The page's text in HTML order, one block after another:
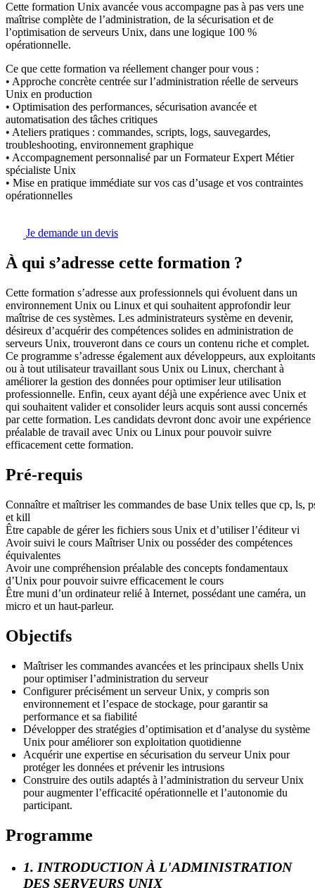
Cette formation Unix avancée vous accompagne pas à pas vers une
maîtrise complète de l’administration, de la sécurisation et de
l’optimisation de serveurs Unix, dans une logique 100 %
opérationnelle.
Ce que cette formation va réellement changer pour vous :
• Approche concrète centrée sur l’administration réelle de serveurs
Unix en production
• Optimisation des performances, sécurisation avancée et
automatisation des tâches critiques
• Ateliers pratiques : commandes, scripts, logs, sauvegardes,
troubleshooting, environnement graphique
• Accompagnement personnalisé par un Formateur Expert Métier
spécialiste Unix
• Mise en pratique immédiate sur vos cas d’usage et vos contraintes
opérationnelles
Je demande un devis
À qui s’adresse cette formation ?
Cette formation s’adresse aux professionnels qui évoluent dans un
environnement Unix ou Linux et qui souhaitent approfondir leur
maîtrise de ces systèmes. Les administrateurs système en devenir,
désireux d’acquérir des compétences solides en administration de
serveurs Unix, trouveront dans ce cours un contenu riche et complet.
Ce programme s’adresse également aux développeurs, aux exploitants
ou à tout utilisateur travaillant sous Unix ou Linux, cherchant à
améliorer la gestion des données pour optimiser leur utilisation
professionnelle. Enfin, ceux ayant déjà une expérience avec Unix et
qui souhaitent valider et consolider leurs acquis sont aussi concernés
par cette formation. Les candidats devront donc avoir une expérience
préalable de travail avec Unix ou Linux pour pouvoir suivre
efficacement cette formation.
Pré-requis
Connaître et maîtriser les commandes de base Unix telles que cp, ls,
et kill
Être capable de gérer les fichiers sous Unix et d’utiliser l’éditeur vi
Avoir suivi le cours Maîtriser Unix ou posséder des compétences
équivalentes
Avoir une compréhension préalable des concepts fondamentaux
d’Unix pour pouvoir suivre efficacement le cours
Être muni d’un ordinateur relié à Internet, possédant une caméra, un
micro et un haut-parleur.
Objectifs
Maîtriser les commandes avancées et les principaux shells Unix
pour optimiser l’administration du serveur
Configurer précisément un serveur Unix, y compris son
environnement et l’espace de stockage, pour garantir sa
performance et sa fiabilité
Développer des stratégies d’optimisation et d’analyse du système
Unix pour améliorer son exploitation quotidienne
Acquérir une expertise en sécurisation du serveur Unix pour
protéger les données et prévenir les intrusions
Construire des outils adaptés à l’administration du serveur Unix
pour augmenter l’efficacité opérationnelle et l’autonomie du
participant.
Programme
1. INTRODUCTION À L'ADMINISTRATION
DES SERVEURS UNIX